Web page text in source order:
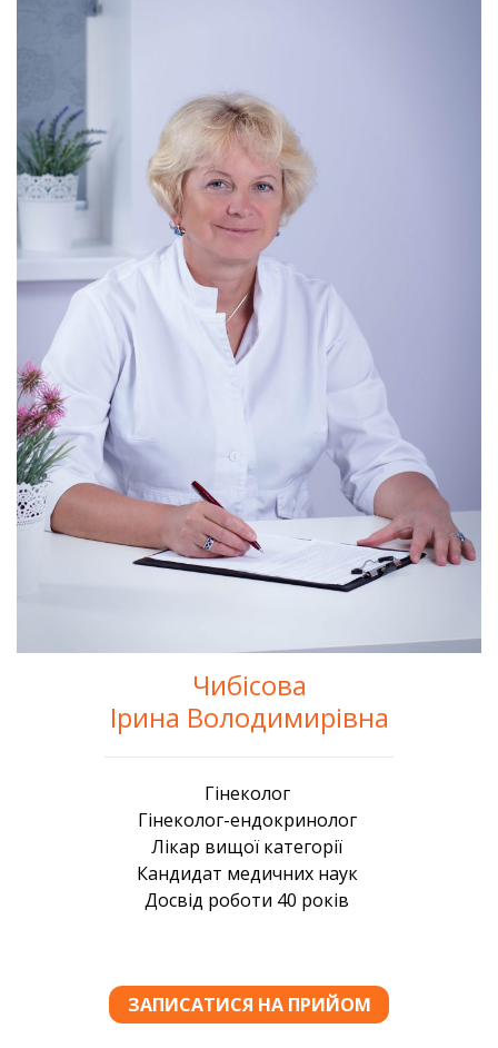
Чибісова
Ірина Володимирівна